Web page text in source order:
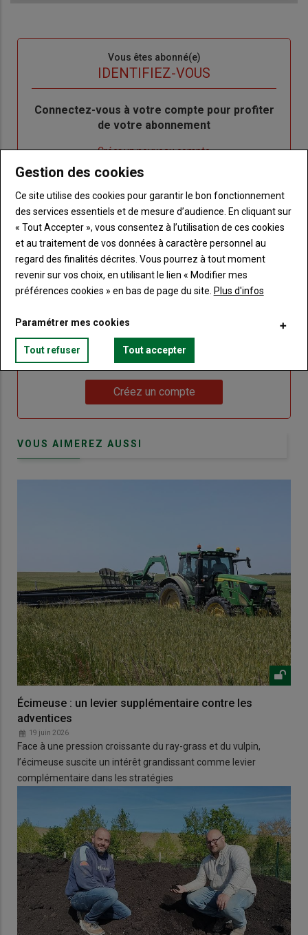
Vous êtes abonné(e)
IDENTIFIEZ-VOUS
Body
Connectez-vous à votre compte pour profiter
de votre abonnement
Lien
"Créer
nouveau
compte"
Créer un nouveau compte
Lien
votre
mot
de
passe"
Réinitialiser votre mot de passe
Lien
"Je
me
connecte"
Je me connecte
Sous-
titre
Vous n'êtes pas abonné(e)
TITRE CRÉEZ UN COMPTE
BodyChoisissez votre formule et créez votre
compte pour accéder à tout Terre de
Touraine.
Créez un compte
VOUS AIMEREZ AUSSI
Écimeuse : un levier supplémentaire contre les
adventices
19 juin 2026
Face à une pression croissante du ray-grass et du vulpin,
l’écimeuse suscite un intérêt grandissant comme levier
complémentaire dans les stratégies
Gestion des cookies
Ce site utilise des cookies pour garantir le bon fonctionnement
des services essentiels et de mesure d’audience. En cliquant sur
« Tout Accepter », vous consentez à l’utilisation de ces cookies
et au traitement de vos données à caractère personnel au
regard des finalités décrites. Vous pourrez à tout moment
revenir sur vos choix, en utilisant le lien « Modifier mes
préférences cookies » en bas de page du site. Plus d'infos
Paramétrer mes cookies
Tout refuser Tout accepter